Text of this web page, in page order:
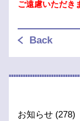
ご遠慮いただき
Back
お知らせ (278)